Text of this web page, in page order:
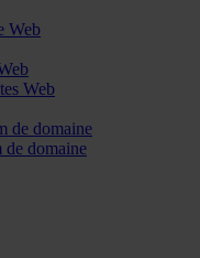
Web
Web
de domaine
de domaine